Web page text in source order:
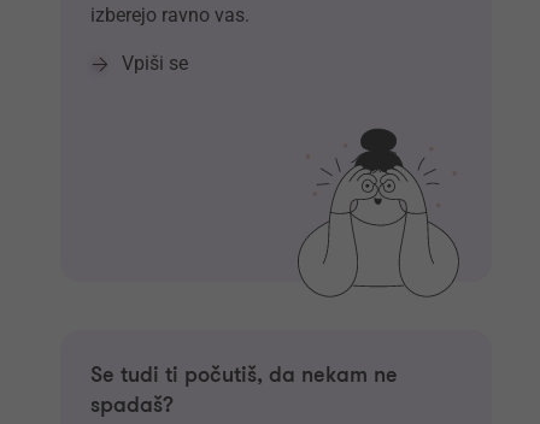
izberejo ravno vas.
Vpiši se
Se tudi ti počutiš, da nekam ne
spadaš?